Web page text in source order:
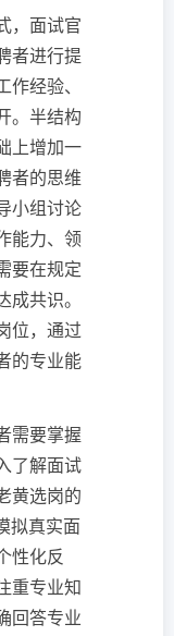
，面试官
者进行提
经验、
。半结构
上增加一
者的思维
小组讨论
能力、领
要在规定
共识。
位，通过
的专业能
需要掌握
了解面试
黄选岗的
拟真实面
性化反
重专业知
回答专业